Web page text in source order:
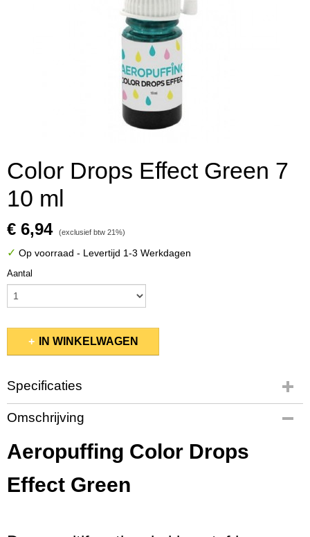
Color Drops Effect Green 7
10 ml
€ 6,94 (exclusief btw 21%)
✓ Op voorraad - Levertijd 1-3 Werkdagen
Aantal
IN WINKELWAGEN
Specificaties
Productcode
16217
Bruto gewicht
0,01 Kg
8 x 3 x 3 cm
Omschrijving
Aeropuffing Color Drops
Effect Green